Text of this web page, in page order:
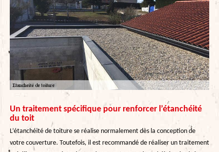
Un traitement spécifique pour renforcer l’étanchéité
du toit
L’étanchéité de toiture se réalise normalement dès la conception de
votre couverture. Toutefois, il est recommandé de réaliser un traitement